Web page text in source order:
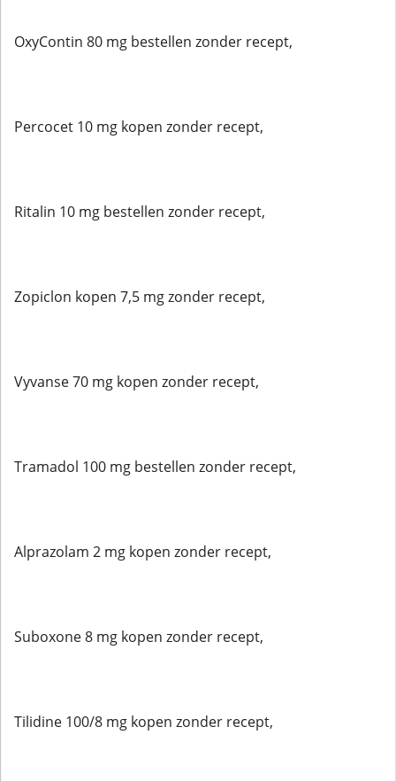
OxyContin 80 mg bestellen zonder recept,
Percocet 10 mg kopen zonder recept,
Ritalin 10 mg bestellen zonder recept,
Zopiclon kopen 7,5 mg zonder recept,
Vyvanse 70 mg kopen zonder recept,
Tramadol 100 mg bestellen zonder recept,
Alprazolam 2 mg kopen zonder recept,
Suboxone 8 mg kopen zonder recept,
Tilidine 100/8 mg kopen zonder recept,